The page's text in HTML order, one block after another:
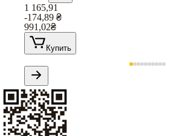
1 165,91
-174,89 ₴
991,02₴
Купить